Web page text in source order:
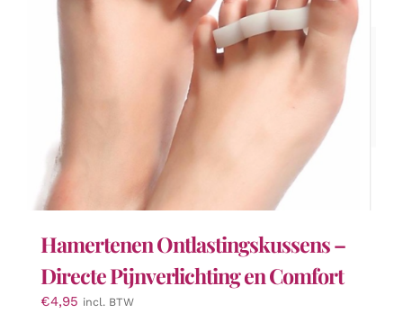
op
productpagina
Hamertenen Ontlastingskussens –
Directe Pijnverlichting en Comfort
€4,95 incl. BTW